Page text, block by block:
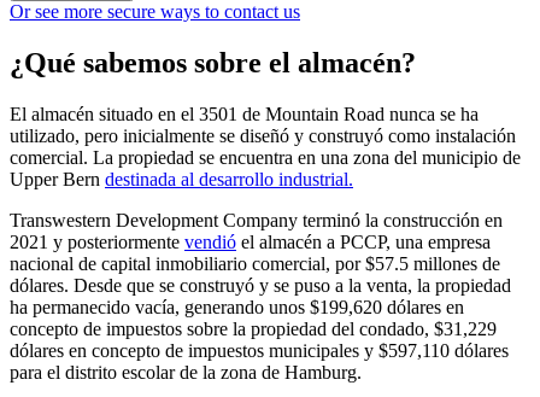
Or see more secure ways to contact us
¿Qué sabemos sobre el almacén?
El almacén situado en el 3501 de Mountain Road nunca se ha
utilizado, pero inicialmente se diseñó y construyó como instalación
comercial. La propiedad se encuentra en una zona del municipio de
Upper Bern destinada al desarrollo industrial.
Transwestern Development Company terminó la construcción en
2021 y posteriormente vendió el almacén a PCCP, una empresa
nacional de capital inmobiliario comercial, por $57.5 millones de
dólares. Desde que se construyó y se puso a la venta, la propiedad
ha permanecido vacía, generando unos $199,620 dólares en
concepto de impuestos sobre la propiedad del condado, $31,229
dólares en concepto de impuestos municipales y $597,110 dólares
para el distrito escolar de la zona de Hamburg.